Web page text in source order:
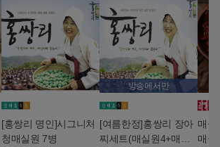
[홍쌍리 명인]시그니처
청매실원 7병
방송에서만
[여름한정]홍쌍리 장아
찌세트(매실원4+매실
매실
매실